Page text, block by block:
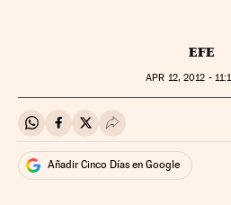
EFE
APR 12, 2012 -
Compartir en Whatsapp
Compartir en Facebook
Compartir en Twitter
Desplegar Redes
Añadir Cinco Días en Google